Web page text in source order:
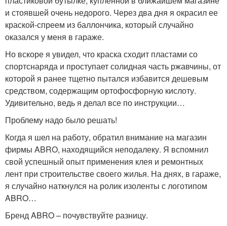
и стоявшей очень недорого. Через два дня я окрасил ее
краской-спреем из баллончика, который случайно
оказался у меня в гараже.
Но вскоре я увидел, что краска сходит пластами со
спортснаряда и проступает солидная часть ржавчины, от
которой я ранее тщетно пытался избавится дешевым
средством, содержащим ортофосфорную кислоту.
Удивительно, ведь я делал все по инструкции…
Проблему надо было решать!
Когда я шел на работу, обратил внимание на магазин
фирмы ABRO, находящийся неподалеку. Я вспомнил
свой успешный опыт применения клея и ремонтных
лент при строительстве своего жилья. На днях, в гараже,
я случайно наткнулся на ролик изоленты с логотипом
ABRO…
Бренд ABRO – почувствуйте разницу.